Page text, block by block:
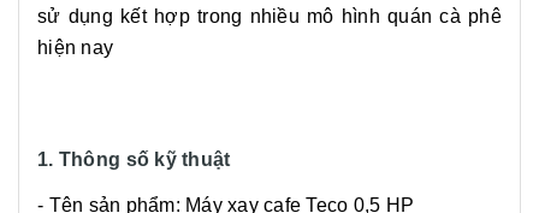
sử dụng kết hợp trong nhiều mô hình quán cà phê
hiện nay
1. Thông số kỹ thuật
- Tên sản phẩm: Máy xay cafe Teco 0,5 HP